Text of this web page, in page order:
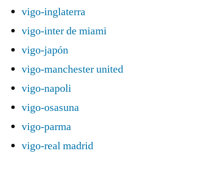
vigo-inglaterra
vigo-inter de miami
vigo-japón
vigo-manchester united
vigo-napoli
vigo-osasuna
vigo-parma
vigo-real madrid